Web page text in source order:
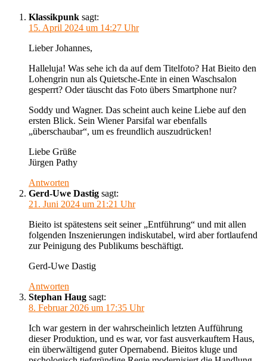
Klassikpunk sagt:
15. April 2024 um 14:27 Uhr
Lieber Johannes,
Halleluja! Was sehe ich da auf dem Titelfoto? Hat Bieito den
Lohengrin nun als Quietsche-Ente in einen Waschsalon
gesperrt? Oder täuscht das Foto übers Smartphone nur?
Soddy und Wagner. Das scheint auch keine Liebe auf den
ersten Blick. Sein Wiener Parsifal war ebenfalls
„überschaubar“, um es freundlich auszudrücken!
Liebe Grüße
Jürgen Pathy
Antworten
Gerd-Uwe Dastig sagt:
21. Juni 2024 um 21:21 Uhr
Bieito ist spätestens seit seiner „Entführung“ und mit allen
folgenden Inszenierungen indiskutabel, wird aber fortlaufend
zur Peinigung des Publikums beschäftigt.
Gerd-Uwe Dastig
Antworten
Stephan Haug sagt:
8. Februar 2026 um 17:35 Uhr
Ich war gestern in der wahrscheinlich letzten Aufführung
dieser Produktion, und es war, vor fast ausverkauftem Haus,
ein überwältigend guter Opernabend. Bieitos kluge und